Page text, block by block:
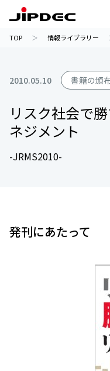
TOP 情報ライブラリー
2010.05.10 書籍の頒
リスク社会で
ネジメント
-JRMS2010-
発刊にあたって